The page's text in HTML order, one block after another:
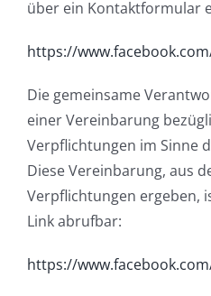
über ein Kontaktformular
https://
Die gemeinsame
einer Vereinbarung
Verpflichtungen im Sinne
Diese Vereinbarung, aus
Verpflichtungen ergeben,
Link abrufbar:
https://